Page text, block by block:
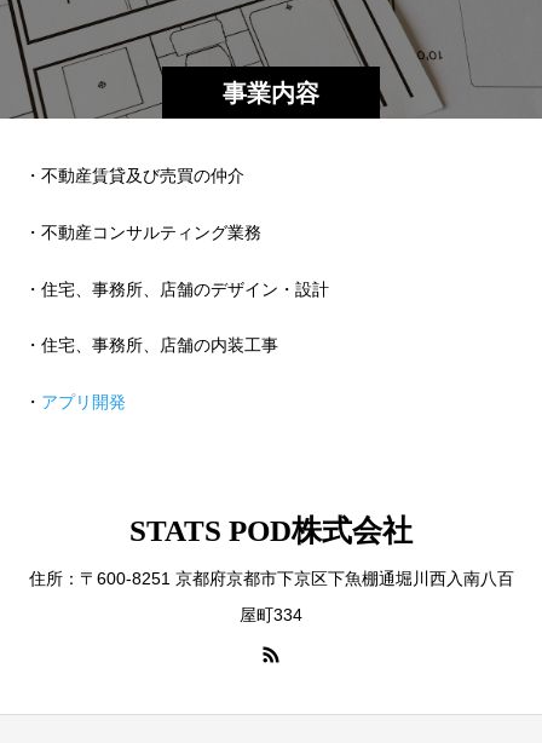
事業内容
・不動産賃貸及び売買の仲介
・不動産コンサルティング業務
・住宅、事務所、店舗のデザイン・設計
・住宅、事務所、店舗の内装工事
・ アプリ開発
STATS POD株式会社
住所：〒600-8251 京都府京都市下京区下魚棚通堀川西入南八百
屋町334